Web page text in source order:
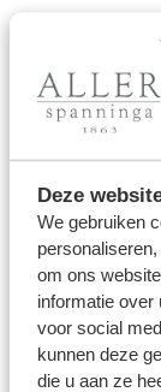
Deze
We gebruiken
om ons
informatie over
voor social
kunnen deze
die u aan ze
Ons aanbod
Trouwringen
Verlovingsringen
Over ons
Aller Spanninga
Historie